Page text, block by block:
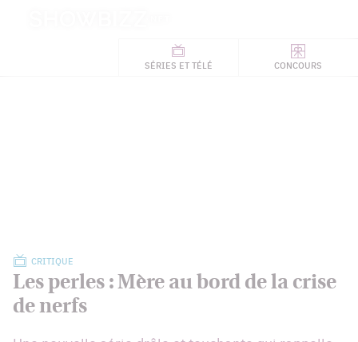
SÉRIES ET TÉLÉ CONCOURS
CRITIQUE
Les perles : Mère au bord de la crise
de nerfs